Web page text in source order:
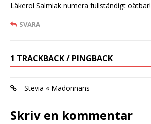
Läkerol Salmiak numera fullständigt oätbar!
SVARA
1 TRACKBACK / PINGBACK
Stevia « Madonnans
Skriv en kommentar